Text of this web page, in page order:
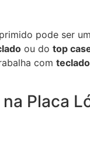
pode ser
ou do top
com
Placa